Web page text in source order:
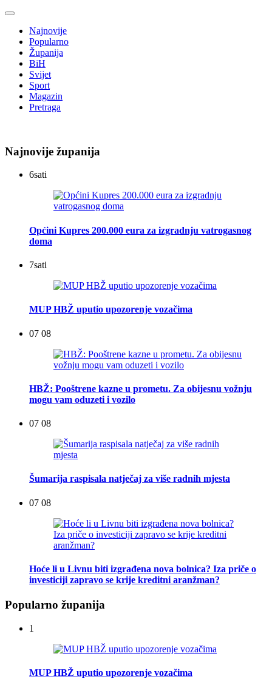
Najnovije
Popularno
Županija
BiH
Svijet
Sport
Magazin
Pretraga
Najnovije županija
6sati
Općini Kupres 200.000 eura za izgradnju vatrogasnog
doma
7sati
MUP HBŽ uputio upozorenje vozačima
07 08
HBŽ: Pooštrene kazne u prometu. Za obijesnu vožnju
mogu vam oduzeti i vozilo
07 08
Šumarija raspisala natječaj za više radnih mjesta
07 08
Hoće li u Livnu biti izgrađena nova bolnica? Iza priče o
investiciji zapravo se krije kreditni aranžman?
Popularno županija
1
MUP HBŽ uputio upozorenje vozačima